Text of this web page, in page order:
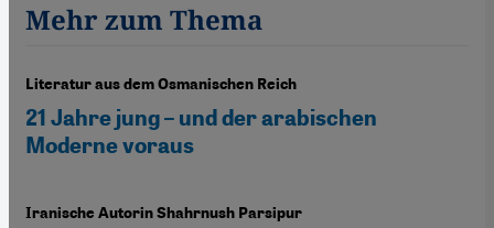
Mehr zum Thema
Literatur aus dem Osmanischen Reich
21 Jahre jung – und der arabischen
Moderne voraus
Iranische Autorin Shahrnush Parsipur